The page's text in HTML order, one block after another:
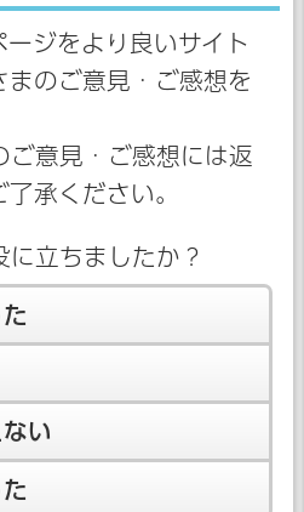
ジをより良いサイト
まのご意見・ご感想を
ご意見・ご感想には返
承ください。
に立ちましたか？
い